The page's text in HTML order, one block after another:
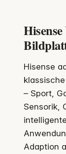
Hisense
– Sport,
Sensorik,
Adaption